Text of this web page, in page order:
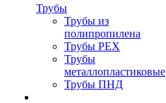
Трубы
Трубы из
полипропилена
Трубы PEX
Трубы
металлопластиковые
Трубы ПНД